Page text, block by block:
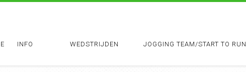
INFO WEDSTRIJDEN JOGGING TEAM/START TO RUN